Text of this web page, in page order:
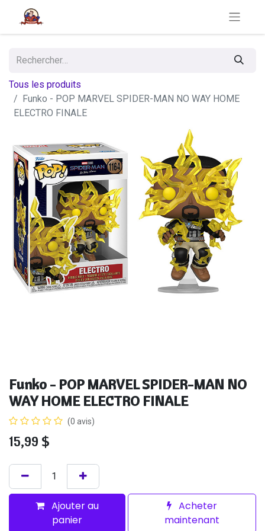
Tous les produits
Funko - POP MARVEL SPIDER-MAN NO WAY HOME
ELECTRO FINALE
Funko - POP MARVEL SPIDER-MAN NO
WAY HOME ELECTRO FINALE
(0 avis)
15,99 $
Ajouter au
panier
Acheter
maintenant